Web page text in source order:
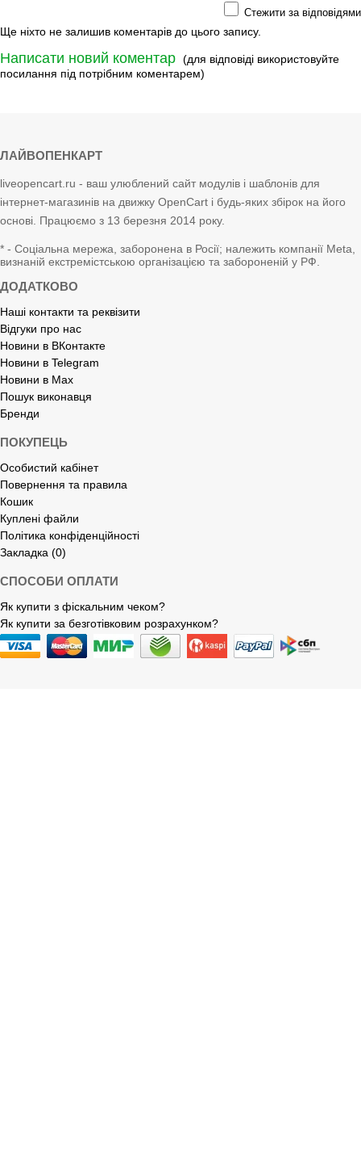
Стежити за відповідями
Ще ніхто не залишив коментарів до цього запису.
Написати новий коментар (для відповіді використовуйте
посилання під потрібним коментарем)
ЛАЙВОПЕНКАРТ
liveopencart.ru - ваш улюблений сайт модулів і шаблонів для
інтернет-магазинів на движку OpenCart і будь-яких збірок на його
основі. Працюємо з 13 березня 2014 року.
* - Соціальна мережа, заборонена в Росії; належить компанії Meta,
визнаній екстремістською організацією та забороненій у РФ.
ДОДАТКОВО
Наші контакти та реквізити
Відгуки про нас
Новини в ВКонтакте
Новини в Telegram
Новини в Max
Пошук виконавця
Бренди
ПОКУПЕЦЬ
Особистий кабінет
Повернення та правила
Кошик
Куплені файли
Політика конфіденційності
Закладка (0)
СПОСОБИ ОПЛАТИ
Як купити з фіскальним чеком?
Як купити за безготівковим розрахунком?